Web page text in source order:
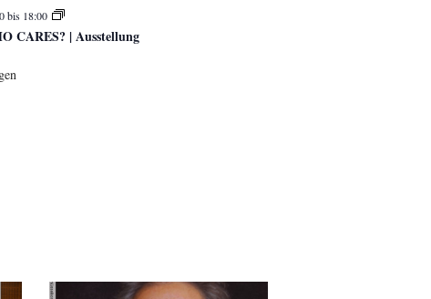
bis 18:00
CARES? | Ausstellung